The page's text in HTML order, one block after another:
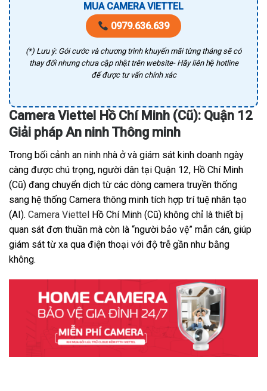
MUA CAMERA VIETTEL
0979.636.639
(*) Lưu ý: Gói cước và chương trình khuyến mãi từng tháng sẽ có
thay đổi nhưng chưa cập nhật trên website- Hãy liên hệ hotline
để được tư vấn chính xác
Camera Viettel Hồ Chí Minh (Cũ): Quận 12
Giải pháp An ninh Thông minh
Trong bối cảnh an ninh nhà ở và giám sát kinh doanh ngày
càng được chú trọng, người dân tại Quận 12, Hồ Chí Minh
(Cũ) đang chuyển dịch từ các dòng camera truyền thống
sang hệ thống Camera thông minh tích hợp trí tuệ nhân tạo
(AI). Camera Viettel Hồ Chí Minh (Cũ) không chỉ là thiết bị
quan sát đơn thuần mà còn là “người bảo vệ” mẫn cán, giúp
giám sát từ xa qua điện thoại với độ trễ gần như bằng
không.